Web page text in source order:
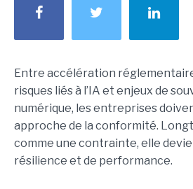
Entre accélération
risques liés à l’IA et enjeux de
numérique, les entreprises
approche de la conformité.
comme une contrainte, elle
résilience et de performance.